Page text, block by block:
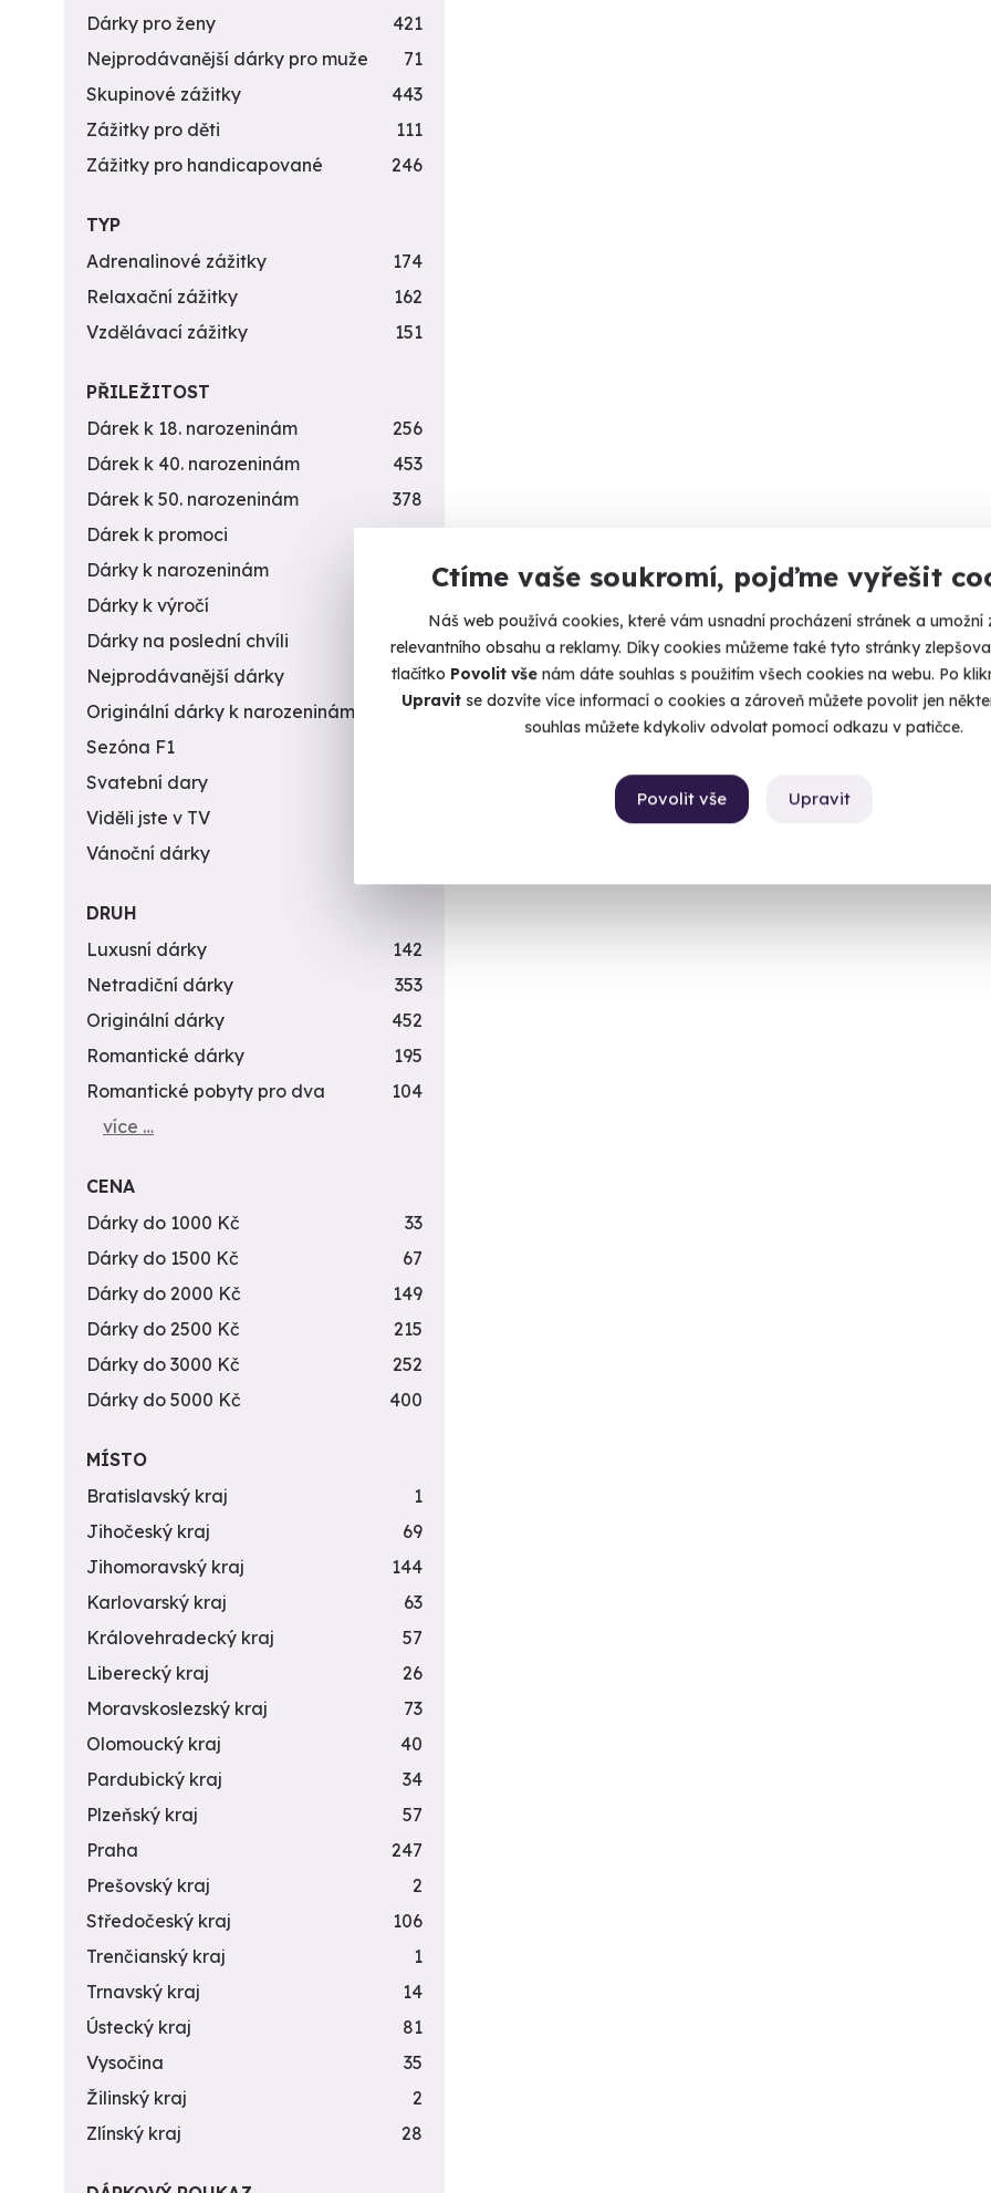
Ctíme vaše soukromí, pojďme vyřešit
Náš web používá cookies, které vám usnadní procházení stránek a umožní
relevantního obsahu a reklamy. Díky cookies můžeme také tyto stránky
tlačítko Povolit vše nám dáte souhlas s použitím všech cookies na webu. Po
Upravitse dozvíte více informací o cookies a zároveň můžete povolit jen
souhlas můžete kdykoliv odvolat pomocí odkazu v patičce.
Upravit
Povolit vše
Dárky pro ženy
421
Nejprodávanější dárky pro muže
71
Skupinové zážitky
443
Zážitky pro děti
111
Zážitky pro handicapované
246
TYP
Adrenalinové zážitky
174
Relaxační zážitky
162
Vzdělávací zážitky
151
PŘILEŽITOST
Dárek k 18. narozeninám
256
Dárek k 40. narozeninám
453
Dárek k 50. narozeninám
378
Dárek k promoci
245
Dárky k narozeninám
Dárky k výročí
Dárky na poslední chvíli
450
Nejprodávanější dárky
56
Originální dárky k narozeninám
422
Sezóna F1
Svatební dary
Viděli jste v TV
Vánoční dárky
DRUH
Luxusní dárky
142
Netradiční dárky
353
Originální dárky
452
Romantické dárky
195
Romantické pobyty pro dva
104
více …
CENA
Dárky do 1000 Kč
33
Dárky do 1500 Kč
67
Dárky do 2000 Kč
149
Dárky do 2500 Kč
215
Dárky do 3000 Kč
252
Dárky do 5000 Kč
400
MÍSTO
Bratislavský kraj
1
Jihočeský kraj
69
Jihomoravský kraj
144
Karlovarský kraj
63
Královehradecký kraj
57
Liberecký kraj
26
Moravskoslezský kraj
73
Olomoucký kraj
40
Pardubický kraj
34
Plzeňský kraj
57
Praha
247
Prešovský kraj
2
Středočeský kraj
106
Trenčianský kraj
1
Trnavský kraj
14
Ústecký kraj
81
Vysočina
35
Žilinský kraj
2
Zlínský kraj
28